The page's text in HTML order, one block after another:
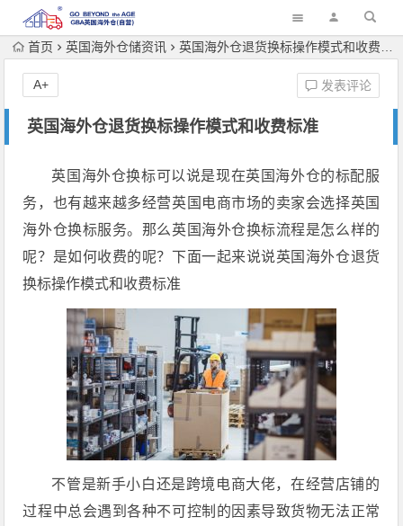
首页 英国海外仓储资讯 英国海外仓退货换标操作模式和收费标准
英国海外仓退货换标操作模式和收费标准
发表评论
A+
英国海外仓换标可以说是现在英国海外仓的标配服
务，也有越来越多经营英国电商市场的卖家会选择英国
海外仓换标服务。那么英国海外仓换标流程是怎么样的
呢？是如何收费的呢？下面一起来说说英国海外仓退货
换标操作模式和收费标准
不管是新手小白还是跨境电商大佬，在经营店铺的
过程中总会遇到各种不可控制的因素导致货物无法正常